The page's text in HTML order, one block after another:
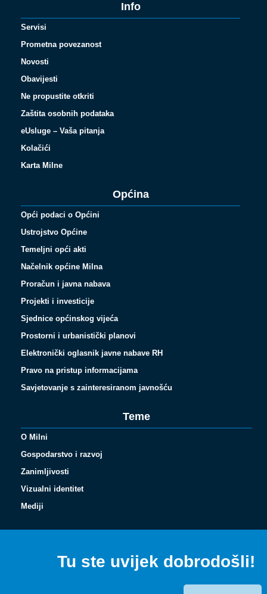
Info
Servisi
Prometna povezanost
Novosti
Obavijesti
Ne propustite otkriti
Zaštita osobnih podataka
eUsluge – Vaša pitanja
Kolačići
Karta Milne
Općina
Opći podaci o Općini
Ustrojstvo Općine
Temeljni opći akti
Načelnik općine Milna
Proračun i javna nabava
Projekti i investicije
Sjednice općinskog vijeća
Prostorni i urbanistički planovi
Elektronički oglasnik javne nabave RH
Pravo na pristup informacijama
Savjetovanje s zainteresiranom javnošću
Teme
O Milni
Gospodarstvo i razvoj
Zanimljivosti
Vizualni identitet
Mediji
Tu ste uvijek dobrodošli!
Deutsch